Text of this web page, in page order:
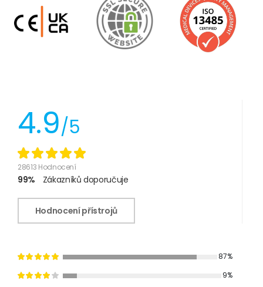
4.9/5
28613 Hodnocení
99% Zákazníků doporučuje
Hodnocení přístrojů
87%
9%